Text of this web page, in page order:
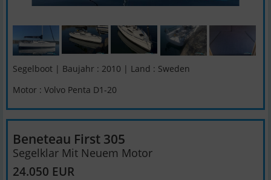
Segelboot | Baujahr : 2010 | Land : Sweden
Motor : Volvo Penta D1-20
Beneteau First 305
Segelklar Mit Neuem Motor
24.050 EUR